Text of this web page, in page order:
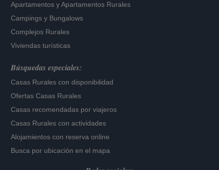
Apartamentos yApartamentos Rurales
Campings y Bungalows
Complejos Rurales
Viviendas turísticas
Búsquedas especiales:
Casas Rurales con disponibilidad
Ofertas Casas Rurales
Casas recomendadas por viajeros
Casas Rurales con actividades
Alojamientos con reserva online
Busca por ubicación en el mapa